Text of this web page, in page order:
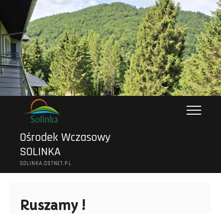
treści
Ośrodek Wczasowy
SOLINKA
SOLINKA.OSTNET.PL
Ruszamy !